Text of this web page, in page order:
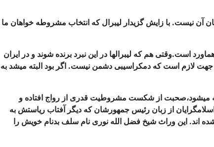
آن نیست. با زایش گزیدار لیبرال كه انتخاب مشروطه خواهان ما
است.وقتی هم كه لیبرالها در این نبرد برنده شوند و در ایران
جهت لازم است كه دمكراسیبی دشمن نیست. اگر بود البته میشد به
میشود،صحبت از شكست مشروطیت قدری از رواج افتاده و
از زبان رئیس جمهورشان كه دیگر آفتاب ریاستش به
اند. این وراث شیخ فضل الله نوری نام سلف بدنام خویش را